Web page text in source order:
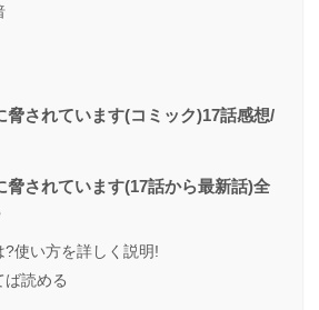
脅されています(コミック)17話感想/
脅されています(17話から最新話)全
?使い方を詳しく説明!
ば読める